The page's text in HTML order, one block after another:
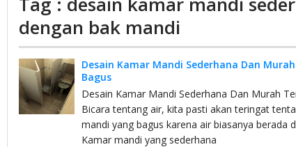
dengan bak mandi
Desain Kamar Mandi Sederhana Dan
Bagus
Desain Kamar Mandi Sederhana Dan Murah
Bicara tentang air, kita pasti akan teringat
mandi yang bagus karena air biasanya berada
Kamar mandi yang sederhana